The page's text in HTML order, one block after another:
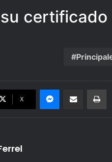
certificado
X
Messenger
Share via Email